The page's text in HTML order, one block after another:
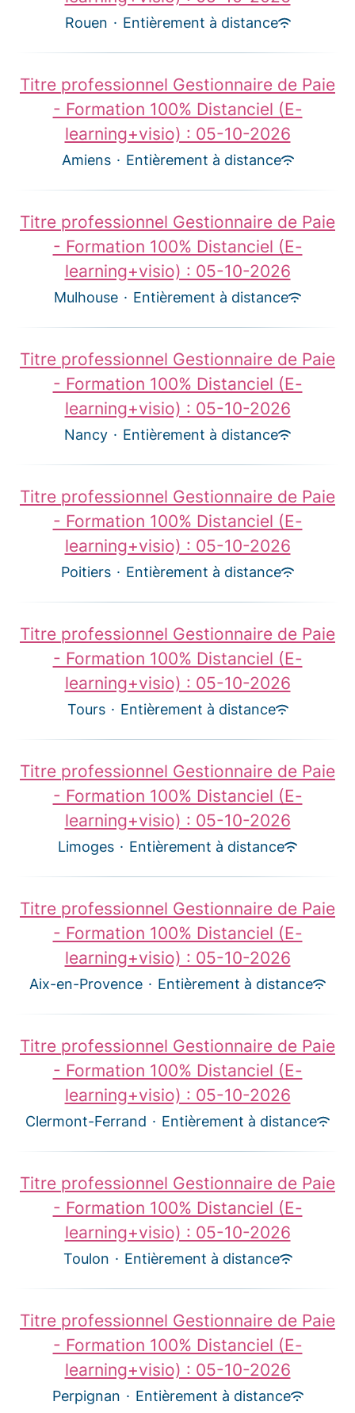
Rouen · Entièrement à distance
Titre professionnel Gestionnaire de Paie
- Formation 100% Distanciel (E-
learning+visio) : 05-10-2026
Amiens · Entièrement à distance
Titre professionnel Gestionnaire de Paie
- Formation 100% Distanciel (E-
learning+visio) : 05-10-2026
Mulhouse · Entièrement à distance
Titre professionnel Gestionnaire de Paie
- Formation 100% Distanciel (E-
learning+visio) : 05-10-2026
Nancy · Entièrement à distance
Titre professionnel Gestionnaire de Paie
- Formation 100% Distanciel (E-
learning+visio) : 05-10-2026
Poitiers · Entièrement à distance
Titre professionnel Gestionnaire de Paie
- Formation 100% Distanciel (E-
learning+visio) : 05-10-2026
Tours · Entièrement à distance
Titre professionnel Gestionnaire de Paie
- Formation 100% Distanciel (E-
learning+visio) : 05-10-2026
Limoges · Entièrement à distance
Titre professionnel Gestionnaire de Paie
- Formation 100% Distanciel (E-
learning+visio) : 05-10-2026
Aix-en-Provence · Entièrement à distance
Titre professionnel Gestionnaire de Paie
- Formation 100% Distanciel (E-
learning+visio) : 05-10-2026
Clermont-Ferrand · Entièrement à distance
Titre professionnel Gestionnaire de Paie
- Formation 100% Distanciel (E-
learning+visio) : 05-10-2026
Toulon · Entièrement à distance
Titre professionnel Gestionnaire de Paie
- Formation 100% Distanciel (E-
learning+visio) : 05-10-2026
Perpignan · Entièrement à distance